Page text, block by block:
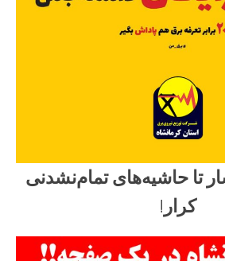
تا حاشیه‌های تمام‌نشدنی
کرار!